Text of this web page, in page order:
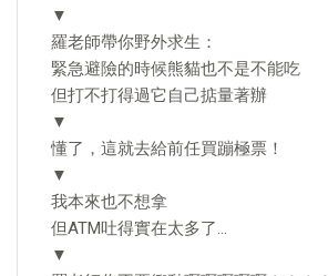
▼
羅老師帶你野外求生：
緊急避險的時候熊貓也不是不能吃
但打不打得過它自己掂量著辦
▼
懂了，這就去給前任買蹦極票！
▼
我本來也不想拿
但ATM吐得實在太多了…
▼